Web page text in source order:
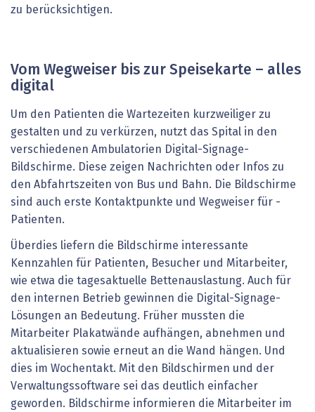
zu berücksichtigen.
Vom Wegweiser bis zur Speisekarte – alles
digital
Um den Patienten die Wartezeiten kurzweiliger zu
gestalten und zu verkürzen, nutzt das Spital in den
verschiedenen Ambulatorien Digital-­Signage-
Bildschirme. Diese zeigen Nachrichten oder Infos zu
den Abfahrtszeiten von Bus und Bahn. Die Bildschirme
sind auch erste Kontaktpunkte und Wegweiser für ­
Patienten.
Überdies liefern die Bildschirme interessante
Kennzahlen für Patienten, Besucher und Mitarbeiter,
wie etwa die tagesaktuelle Bettenauslastung. Auch für
den internen Betrieb gewinnen die Digital-Signage-
Lösungen an Bedeutung. Früher mussten die
Mitarbeiter Plakatwände aufhängen, abnehmen und
aktualisieren sowie erneut an die Wand hängen. Und
dies im Wochentakt. Mit den Bildschirmen und der
Verwaltungssoftware sei das deutlich einfacher
geworden. Bildschirme informieren die Mitarbeiter im